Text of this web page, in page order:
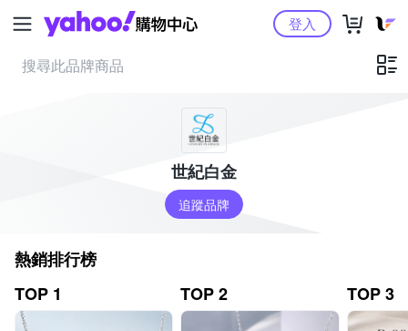
Yahoo購物中心登入
世紀白金
追蹤品牌
熱銷排行榜
TOP 1
TOP 2 TOP 3